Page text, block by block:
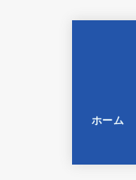
ホーム